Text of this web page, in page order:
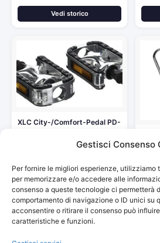
Gestisci Consenso
Per fornire le migliori esperienze,
per memorizzare e/o accedere alle
consenso a queste tecnologie ci permetterà
comportamento di navigazione o ID unici su
acconsentire o ritirare il consenso può
caratteristiche e funzioni.
Vedi storico
XLC City-/Comfort-Pedal PD-
Argento/Nero, One Size
Vedi storico